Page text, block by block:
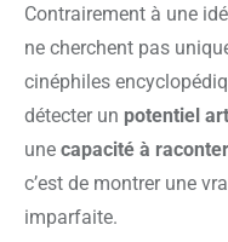
Contrairement à une
ne cherchent pas
cinéphiles
détecter un potentiel
une capacité à
c’est de montrer une
imparfaite.